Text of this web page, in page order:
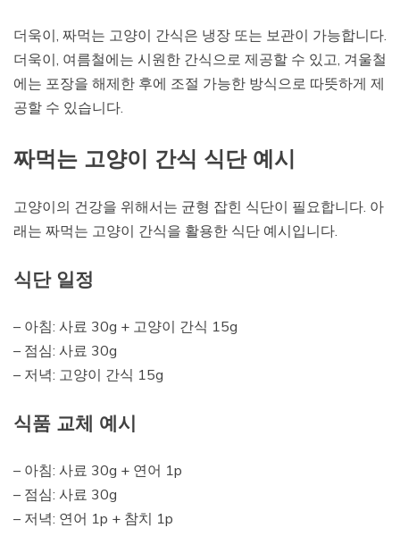
더욱이, 짜먹는 고양이 간식은 냉장 또는 보관이 가능합니다.
더욱이, 여름철에는 시원한 간식으로 제공할 수 있고, 겨울철
에는 포장을 해제한 후에 조절 가능한 방식으로 따뜻하게 제
공할 수 있습니다.
짜먹는 고양이 간식 식단 예시
고양이의 건강을 위해서는 균형 잡힌 식단이 필요합니다. 아
래는 짜먹는 고양이 간식을 활용한 식단 예시입니다.
식단 일정
– 아침: 사료 30g + 고양이 간식 15g
– 점심: 사료 30g
– 저녁: 고양이 간식 15g
식품 교체 예시
– 아침: 사료 30g + 연어 1p
– 점심: 사료 30g
– 저녁: 연어 1p + 참치 1p